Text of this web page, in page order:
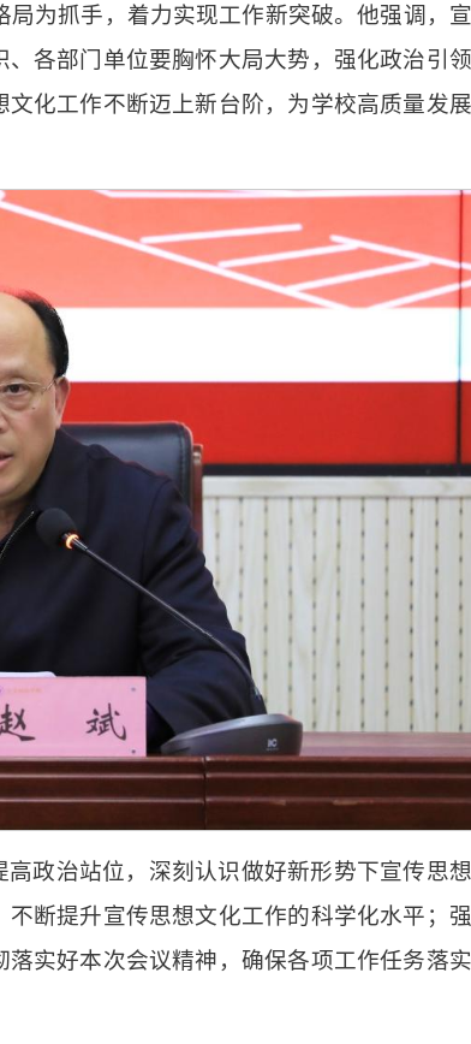
局为抓手，着力实现工作新突破。他强调，
各部门单位要胸怀大局大势，强化政治引领
化工作不断迈上新台阶，为学校高质量发
政治站位，深刻认识做好新形势下宣传思
断提升宣传思想文化工作的科学化水平；
实好本次会议精神，确保各项工作任务落实